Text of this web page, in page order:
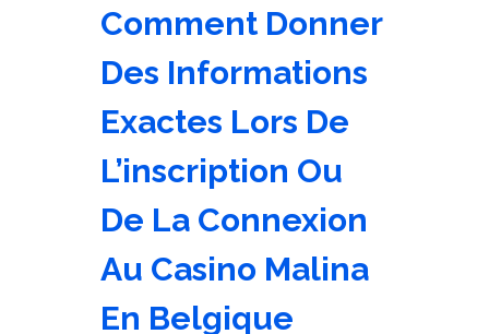
Comment Donner
Des Informations
Exactes Lors De
L’inscription Ou
De La Connexion
Au Casino Malina
En Belgique